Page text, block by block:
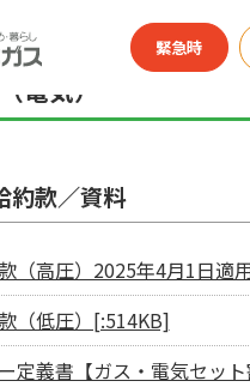
緊急時
種約款（電気）
電気）
約款／資料
（高圧）2025年4月1日適
（低圧）[:514KB]
定義書【ガス・電気セッ